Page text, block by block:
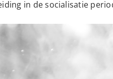
in de socialisatie